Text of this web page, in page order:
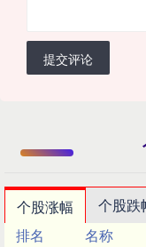
提交评论
个股涨幅 个股跌
排名
名称